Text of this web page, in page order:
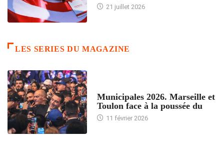
21 juillet 2026
LES SERIES DU MAGAZINE
Municipales 2026. Marseille et
Toulon face à la poussée du
11 février 2026